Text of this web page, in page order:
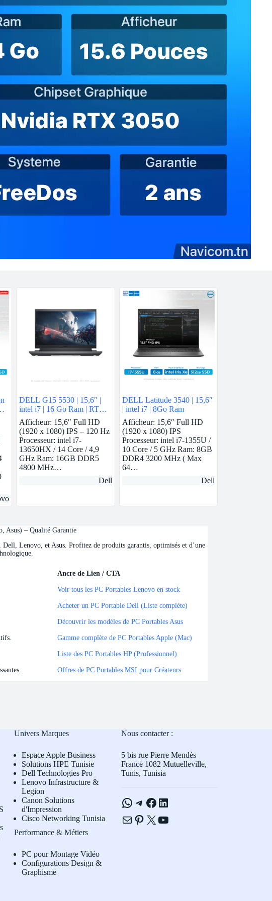
DELL G15 5530 | 15,6″ |
intel i7 | 16 Go Ram | RTX
3050
Afficheur: 15,6″ Full HD
(1920 x 1080) IPS – 120 Hz
Processeur: intel i7-
13650HX / 14 Core / 4,9
GHz Ram: 16GB DDR5
4800 MHz…
Dell
DELL Latitude 3540 | 15,6″
| intel i7 | 8Go Ram
Afficheur: 15,6″ Full HD
(1920 x 1080) IPS
Processeur: intel i7-1355U /
10 Core / 5 GHz Ram: 8GB
DDR4 3200 MHz ( Max
64…
Dell
Asus) – Qualité Garantie
Lenovo, et Asus. Profitez de produits garantis, optimisés et d’une
Ancre de Lien / CTA
Ancre de Lien / CTA
Voir tous les PC Portables Lenovo en stock
Acheter un PC Portable Dell (Liste complète)
Découvrir les modèles de PC Portables Asus
Gamme complète de PC Portables Apple (Mac)
Liste des PC Portables HP (Professionnel)
Offres de PC Portables MSI pour Créateurs
Univers Marques
Espace Apple Business
Solutions HPE Tunisie
Dell Technologies Pro
Lenovo Infrastructure &
Legion
Canon Solutions
d'Impression
Cisco Networking Tunisia
Performance & Métiers
PC pour Montage Vidéo
Configurations Design &
Graphisme
Nous contacter :
5 bis rue Pierre Mendès
France 1082 Mutuelleville,
Tunis, Tunisia
WhatsApp
Telegram
Facebook
LinkedIn
E-mailPinterest
X YouTube